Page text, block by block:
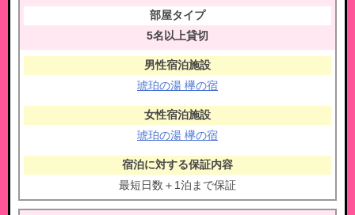
5名以上貸切
琥珀の湯 欅の宿
琥珀の湯 欅の宿
最短日数＋1泊まで保証